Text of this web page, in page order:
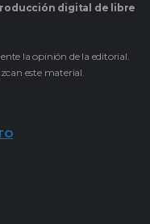
digital de libre
la opinión de la editorial.
este material.